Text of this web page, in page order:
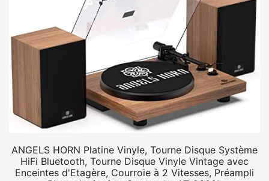
ANGELS HORN Platine Vinyle, Tourne Disque Système
HiFi Bluetooth, Tourne Disque Vinyle Vintage avec
Enceintes d'Etagère, Courroie à 2 Vitesses, Préampli